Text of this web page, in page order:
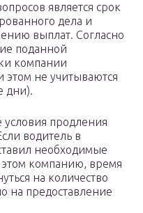
является срок
дела и
выплат. Согласно
поданной
компании
этом не учитываются
дни).
продления
водитель в
необходимые
компанию, время
на количество
на предоставление